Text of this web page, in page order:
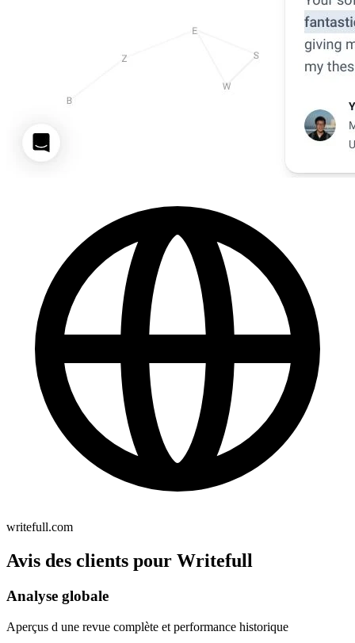
writefull.com
Avis des clients pour Writefull
Analyse globale
Aperçus d une revue complète et performance historique